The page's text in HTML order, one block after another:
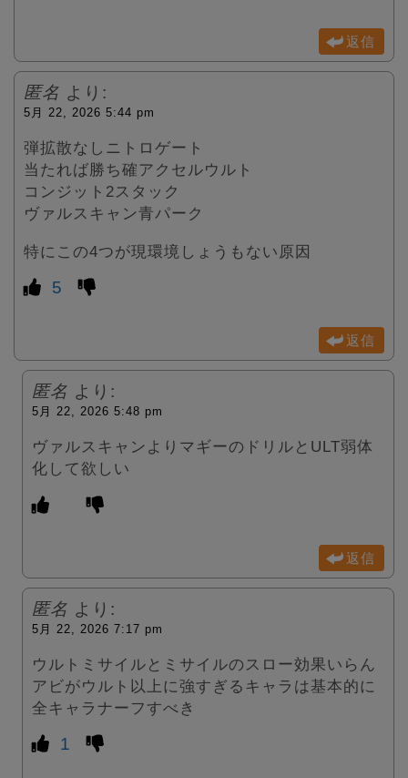
返信
匿名 より:
5月 22, 2026 5:44 pm
弾拡散なしニトロゲート
当たれば勝ち確アクセルウルト
コンジット2スタック
ヴァルスキャン青パーク
特にこの4つが現環境しょうもない原因
5
返信
匿名 より:
5月 22, 2026 5:48 pm
ヴァルスキャンよりマギーのドリルとULT弱体
化して欲しい
返信
匿名 より:
5月 22, 2026 7:17 pm
ウルトミサイルとミサイルのスロー効果いらん
アビがウルト以上に強すぎるキャラは基本的に
全キャラナーフすべき
1